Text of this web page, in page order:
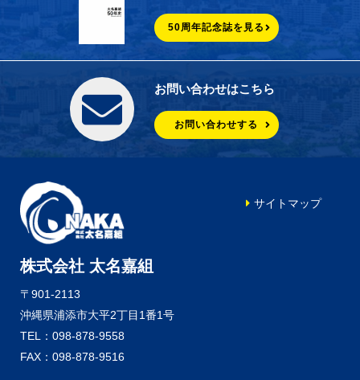
50周年記念誌を見る
お問い合わせはこちら
お問い合わせする
株式会社 太名嘉組
〒901-2113
沖縄県浦添市大平2丁目1番1号
TEL：098-878-9558
FAX：098-878-9516
サイトマップ